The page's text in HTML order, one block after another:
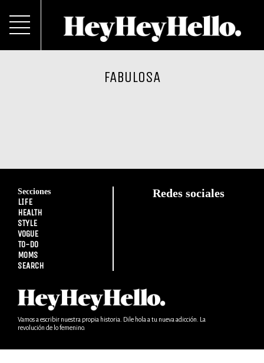
FABULOSA
Secciones
LIFE
HEALTH
STYLE
VOGUE
TO-DO
MOMS
SEARCH
Redes sociales
Vamos a escribir nuestra propia historia. Dile hola a tu nueva adicción. La
revolución de lo femenino.